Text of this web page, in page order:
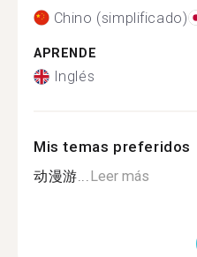
Chino (simplificado)
APRENDE
Inglés
Mis temas preferidos
动漫游...Leer más